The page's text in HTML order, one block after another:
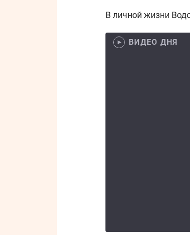
В личной жизни
ВИДЕО ДНЯ